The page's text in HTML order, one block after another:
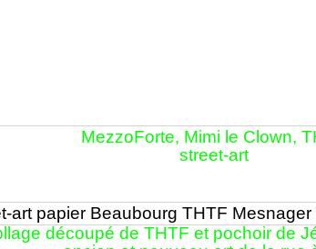
MezzoForte, Mimi le Clown,
street-art
découpé de THTF et pochoir de